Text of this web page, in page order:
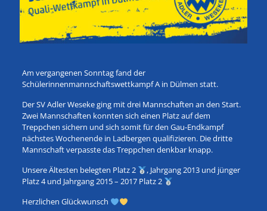
Am vergangenen Sonntag fand der
Schülerinnenmannschaftswettkampf A in Dülmen statt.
Der SV Adler Weseke ging mit drei Mannschaften an den Start.
Zwei Mannschaften konnten sich einen Platz auf dem
Treppchen sichern und sich somit für den Gau-Endkampf
nächstes Wochenende in Ladbergen qualifizieren. Die dritte
Mannschaft verpasste das Treppchen denkbar knapp.
Unsere Ältesten belegten Platz 2
, Jahrgang 2013 und jünger
Platz 4 und Jahrgang 2015 – 2017 Platz 2
Herzlichen Glückwunsch